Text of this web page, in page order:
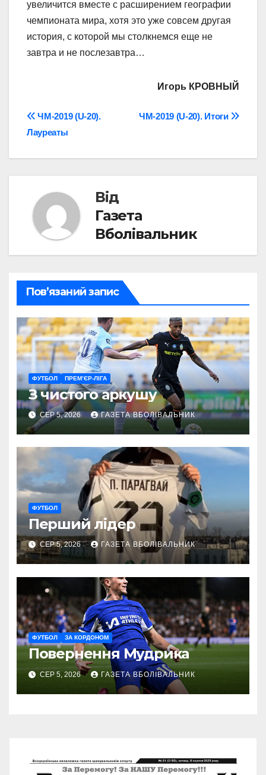
увеличится вместе с расширением географии
чемпионата мира, хотя это уже совсем другая
история, с которой мы столкнемся еще не
завтра и не послезавтра…
Игорь КРОВНЫЙ
Навігація
записів
ЧМ-2019 (U-20). Итоги
ЧМ-2019 (U-20).
Лауреаты
Від
Газета
Вболівальник
Пов’язаний запис
ФУТБОЛ ПРЕМ’ЄР-ЛІГА
З чистого аркушу
СЕР 5, 2026 ГАЗЕТА ВБОЛІВАЛЬНИК
ФУТБОЛ
Перший лідер
СЕР 5, 2026 ГАЗЕТА ВБОЛІВАЛЬНИК
ФУТБОЛ ЗА КОРДОНОМ
Повернення Мудрика
СЕР 5, 2026 ГАЗЕТА ВБОЛІВАЛЬНИК